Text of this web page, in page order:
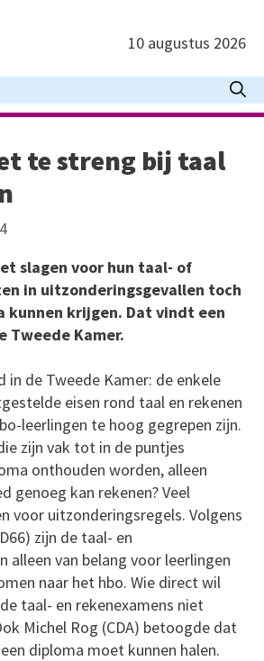
10 augustus 2026
te streng bij taal
slagen voor hun taal- of
in uitzonderingsgevallen toch
kunnen krijgen. Dat vindt een
Tweede Kamer.
in de Tweede Kamer: de enkele
eisen rond taal en rekenen
leerlingen te hoog gegrepen zijn.
zijn vak tot in de puntjes
onthouden worden, alleen
genoeg kan rekenen? Veel
voor uitzonderingsregels. Volgens
zijn de taal- en
alleen van belang voor leerlingen
naar het hbo. Wie direct wil
taal- en rekenexamens niet
Michel Rog (CDA) betoogde dat
diploma moet kunnen halen.